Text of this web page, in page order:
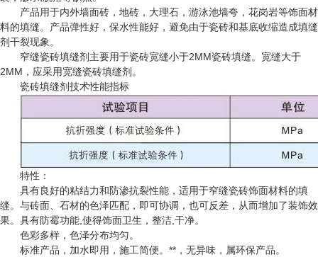
产品用于内外墙面砖，地砖，大理石，游泳池墙夸，花岗岩等饰面材
料的填缝。产品弹性好，保水性能好，避免由于瓷砖和基底收缩造成填缝
剂干裂现象。
窄缝瓷砖填缝剂主要用于瓷砖宽缝小于2MM瓷砖填缝。宽缝大于
2MM，应采用宽缝瓷砖填缝剂。
瓷砖填缝剂技术性能指标
特性：
具有良好的粘结力和防渗抗裂性能，适用于窄缝瓷砖饰面材料的填
缝。与砖面、石材的色泽匹配，即可协调，也可反差，从而增加了装饰效
果。具有防霉功能,使得饰面卫生，整洁,干净。
色彩多样，色泽分布均匀。
标准产品，加水即用，施工简便。**，无异味，属环保产品。